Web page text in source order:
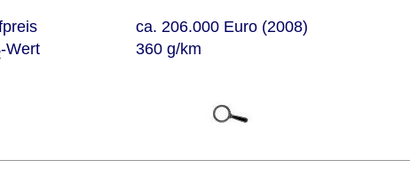
ca. 206.000 Euro (2008)
-Wert 360 g/km